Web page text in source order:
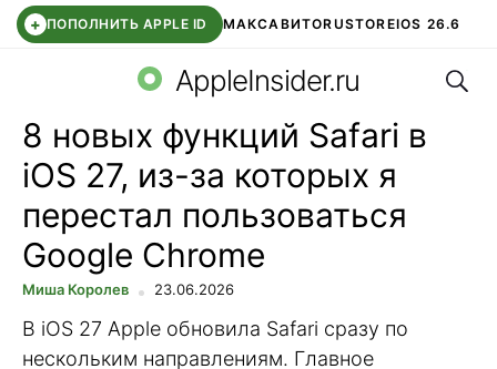
+ ПОПОЛНИТЬ APPLE ID МАКСАВИТОRUSTOREIOS 26.6
СБЕР КИДС ВТБ ОНЛАЙН ЧАТ В ROBLOX
AppleInsider.ru
8 новых функций Safari в
iOS 27, из-за которых я
перестал пользоваться
Google Chrome
Миша Королев 23.06.2026
В iOS 27 Apple обновила Safari сразу по
нескольким направлениям. Главное